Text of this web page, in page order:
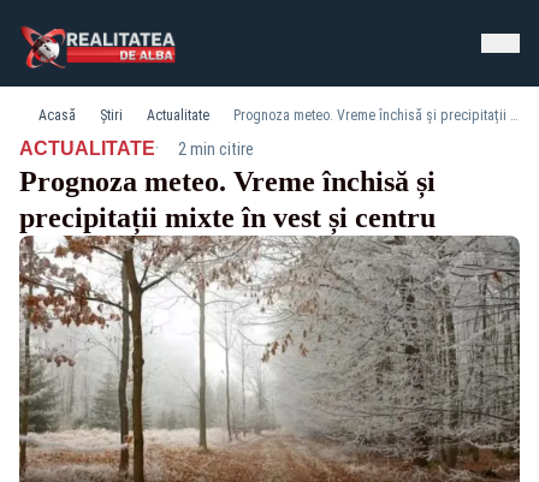
Acasă Știri Actualitate Prognoza meteo. Vreme închisă și precipitații mixte în vest și centru
ACTUALITATE· 2 min citire
Prognoza meteo. Vreme închisă și
precipitații mixte în vest și centru